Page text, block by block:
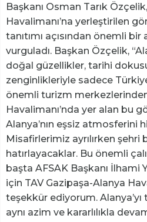
Başkanı Osman Tarık
Havalimanı’na yerleştirilen
tanıtımı açısından önemli
vurguladı. Başkan Özçelik,
doğal güzellikler, tarihi
zenginlikleriyle sadece
önemli turizm
Havalimanı’nda yer alan bu
Alanya’nın eşsiz atmosferini
Misafirlerimiz ayrılırken şehri
hatırlayacaklar. Bu önemli
başta AFSAK Başkanı İlhami
için TAV Gazipaşa-Alanya
teşekkür ediyorum. Alanya’yı
aynı azim ve kararlılıkla